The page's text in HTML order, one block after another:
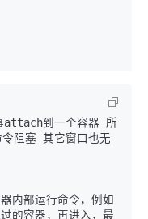
attach到一个容器 所
阻塞 其它窗口也无
内部运行命令，例如
的容器，再进入，最